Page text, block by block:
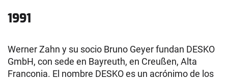
1991
Werner Zahn y su socio Bruno Geyer fundan DESKO
GmbH, con sede en Bayreuth, en Creußen, Alta
Franconia. El nombre DESKO es un acrónimo de los